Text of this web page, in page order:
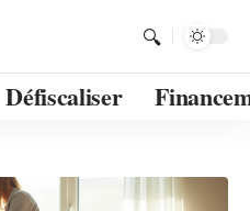
Défiscaliser